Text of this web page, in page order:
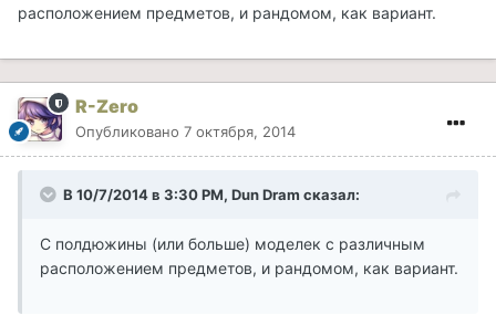
расположением предметов, и рандомом, как вариант.
R-Zero
Опубликовано 7 октября, 2014
В 10/7/2014 в 3:30 PM, Dun Dram сказал:
С полдюжины (или больше) моделек с различным
расположением предметов, и рандомом, как вариант.